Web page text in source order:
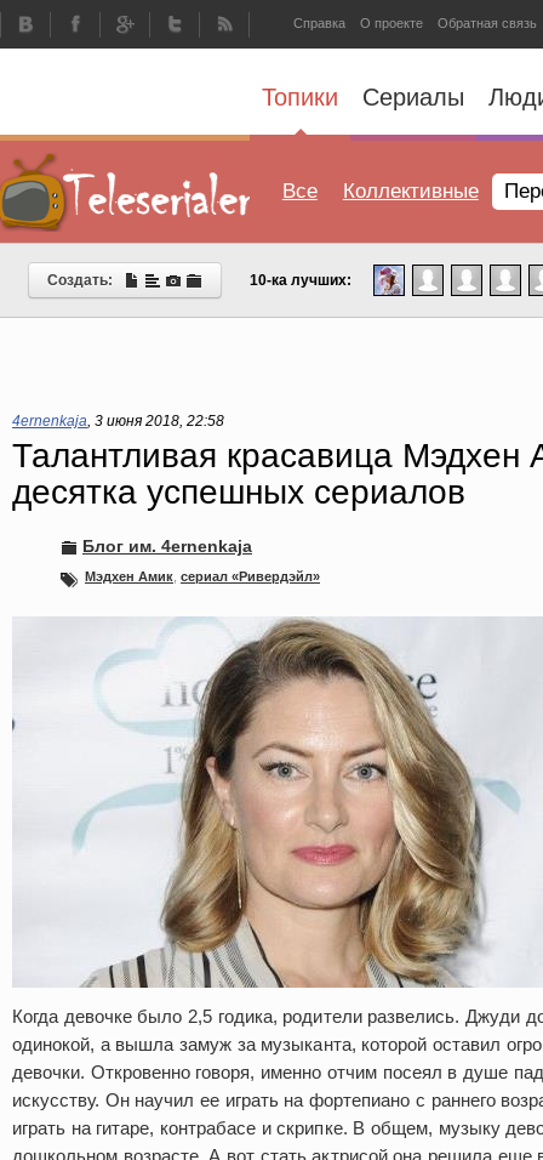
Справка О проекте Обратная связь
Топики Сериалы
Все Коллективные
Создать: 10-ка лучших:
4ernenkaja, 3 июня 2018, 22:58
Талантливая красавица Мэдхен
десятка успешных сериалов
Блог им. 4ernenkaja
Мэдхен Амик сериал «Ривердэйл»
Когда девочке было 2,5 годика, родители развелись. Джуди
одинокой, а вышла замуж за музыканта, которой оставил
девочки. Откровенно говоря, именно отчим посеял в душе
искусству. Он научил ее играть на фортепиано с раннего
играть на гитаре, контрабасе и скрипке. В общем, музыку
дошкольном возрасте. А вот стать актрисой она решила еще